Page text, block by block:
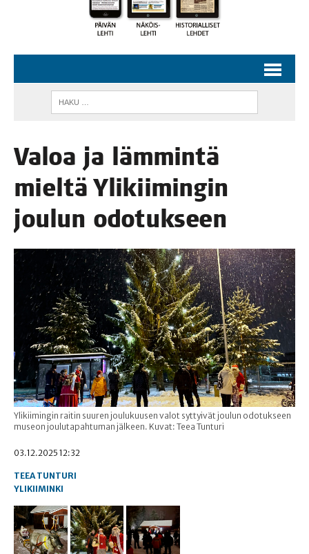
Valoa ja läm­min­tä
miel­tä Yli­kii­min­gin
jou­lun odotukseen
Ylikiimingin raitin suuren joulukuusen valot syttyivät joulun odotukseen
museon joulutapahtuman jälkeen. Kuvat: Teea Tunturi
03.12.2025 12:32
TEEA TUNTURI
YLIKIIMINKI